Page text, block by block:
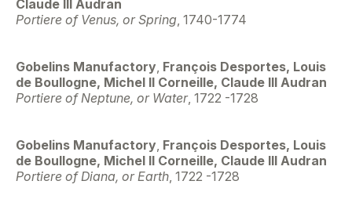
Claude III Audran
Portiere of Venus, or Spring , 1740-1774
Gobelins Manufactory François Desportes, Louis
de Boullogne, Michel II Corneille, Claude III Audran
Portiere of Neptune, or Water, 1722 -1728
Gobelins Manufactory François Desportes, Louis
de Boullogne, Michel II Corneille, Claude III Audran
Portiere of Diana, or Earth , 1722 -1728